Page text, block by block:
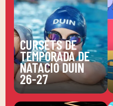
CURSETS DE
TEMPORADA DE
NATACIÓ DUIN
26-27